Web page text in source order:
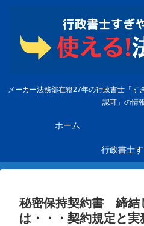
メーカー法務部在籍27年の行政書士「す
認可」の情
ホーム
行政書士
秘密保持契約書 締結
は・・・契約規定と